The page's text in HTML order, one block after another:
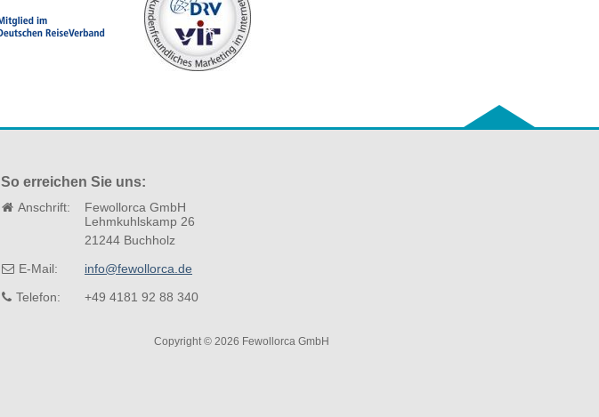
So erreichen Sie uns:
Anschrift:
Fewollorca GmbH
Lehmkuhlskamp 26
21244 Buchholz
E-Mail:
info@fewollorca.de
Telefon:
+49 4181 92 88 340
Copyright © 2026 Fewollorca GmbH